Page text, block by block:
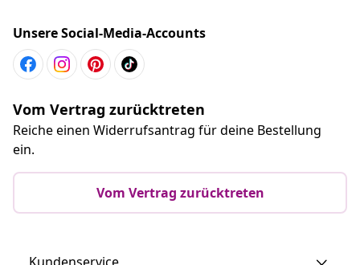
Unsere Social-Media-Accounts
Vom Vertrag zurücktreten
Reiche einen Widerrufsantrag für deine Bestellung
ein.
Vom Vertrag zurücktreten